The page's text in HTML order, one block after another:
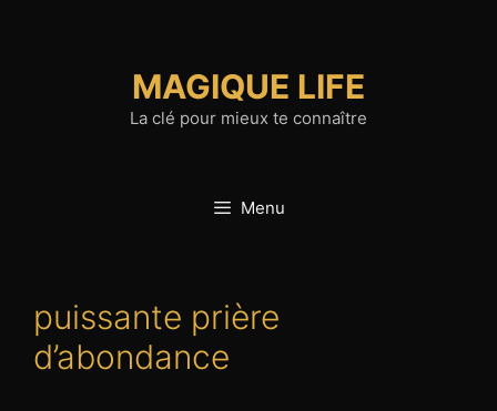
MAGIQUE LIFE
La clé pour mieux te connaître
Menu
puissante prière
d’abondance